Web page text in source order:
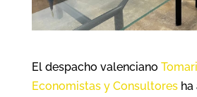
El despacho valenciano
Economistas y Consultoresha